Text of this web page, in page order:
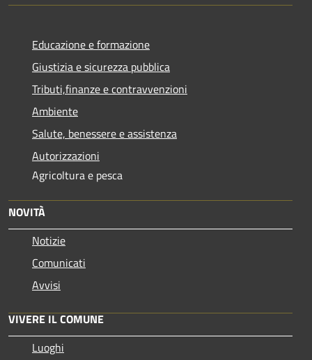
Educazione e formazione
Giustizia e sicurezza pubblica
Tributi,finanze e contravvenzioni
Ambiente
Salute, benessere e assistenza
Autorizzazioni
Agricoltura e pesca
NOVITÀ
Notizie
Comunicati
Avvisi
VIVERE IL COMUNE
Luoghi